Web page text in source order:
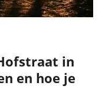
in
en hoe je